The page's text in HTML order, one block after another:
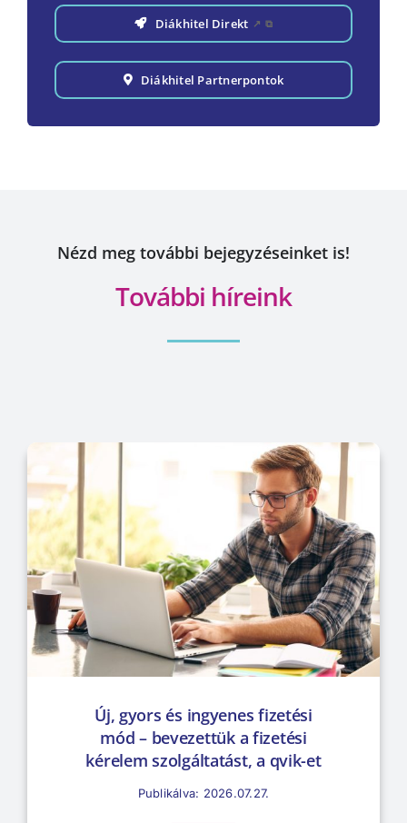
Diákhitel Direkt ↗ ⧉
Diákhitel Partnerpontok
Nézd meg további bejegyzéseinket is!
További híreink
Új, gyors és ingyenes fizetési
mód – bevezettük a fizetési
kérelem szolgáltatást, a qvik-et
Publikálva: 2026.07.27.